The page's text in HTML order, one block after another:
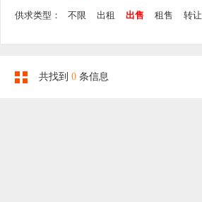
供求类型： 不限 出租 出售 租售 转让
共找到 0 条信息